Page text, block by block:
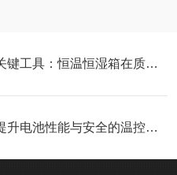
提升产品质量的关键工具：恒温恒湿箱在质量检测中的应用
锂电池恒温箱是提升电池性能与安全的温控解决方案